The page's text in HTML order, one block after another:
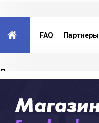
FAQ Партнеры
Партнерская программа